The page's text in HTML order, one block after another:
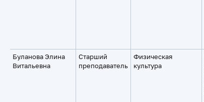
Буланова Элина
Витальевна
Старший
преподаватель
Физическая
культура